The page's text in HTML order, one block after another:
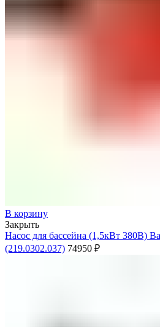
В корзину
Закрыть
Насос для бассейна (1,5кВт 380В)
(219.0302.037) 74950 ₽